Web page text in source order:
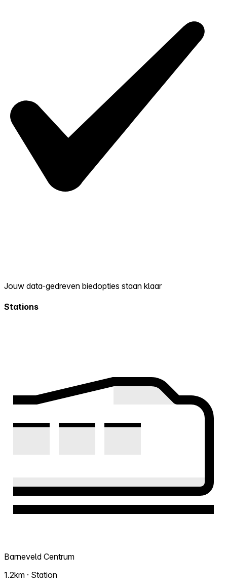
Jouw data-gedreven biedopties staan klaar
Stations
Barneveld Centrum
1.2km · Station